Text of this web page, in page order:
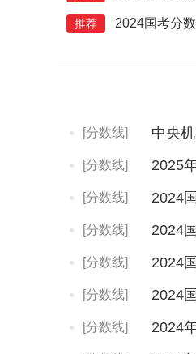
推荐 2024国考分
[分数线]
[分数线]
[分数线]
[分数线]
[分数线]
[分数线]
[分数线] 2024